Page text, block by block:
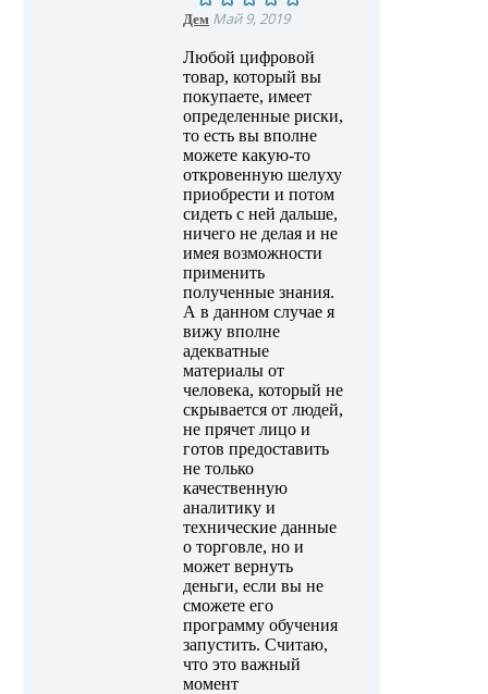
Дем Май 9, 2019
Любой цифровой
товар, который вы
покупаете, имеет
определенные риски,
то есть вы вполне
можете какую-то
откровенную шелуху
приобрести и потом
сидеть с ней дальше,
ничего не делая и не
имея возможности
применить
полученные знания.
А в данном случае я
вижу вполне
адекватные
материалы от
человека, который не
скрывается от людей,
не прячет лицо и
готов предоставить
не только
качественную
аналитику и
технические данные
о торговле, но и
может вернуть
деньги, если вы не
сможете его
программу обучения
запустить. Считаю,
что это важный
момент